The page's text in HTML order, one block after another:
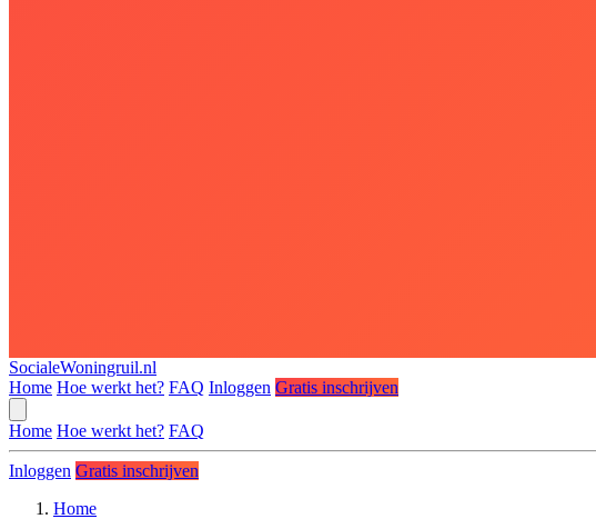
SocialeWoningruil.nl
Home Hoe werkt het? FAQ Inloggen Gratis inschrijven
Home Hoe werkt het? FAQ
Inloggen Gratis inschrijven
Home